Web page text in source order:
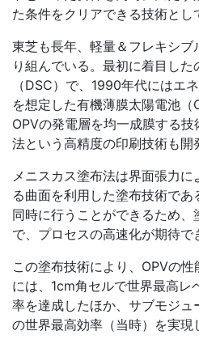
た条件をクリアできる技術とし
東芝も長年、軽量＆フレキシブ
り組んでいる。最初に着目し
（DSC）で、1990年代にはエ
を想定した有機薄膜太陽電池（
OPVの発電層を均一成膜する
法という高精度の印刷技術も開
メニスカス塗布法は界面張力
る曲面を利用した塗布技術で
同時に行うことができるため
で、プロセスの高速化が期待で
この塗布技術により、OPVの
には、1cm角セルで世界最高レ
率を達成したほか、サブモジ
の世界最高効率（当時）を実現